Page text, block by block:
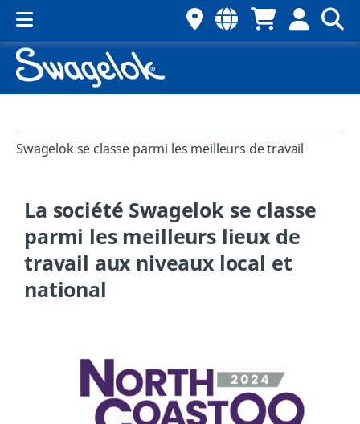
Swagelok se classe parmi les meilleurs de travail
La société Swagelok se classe
parmi les meilleurs lieux de
travail aux niveaux local et
national